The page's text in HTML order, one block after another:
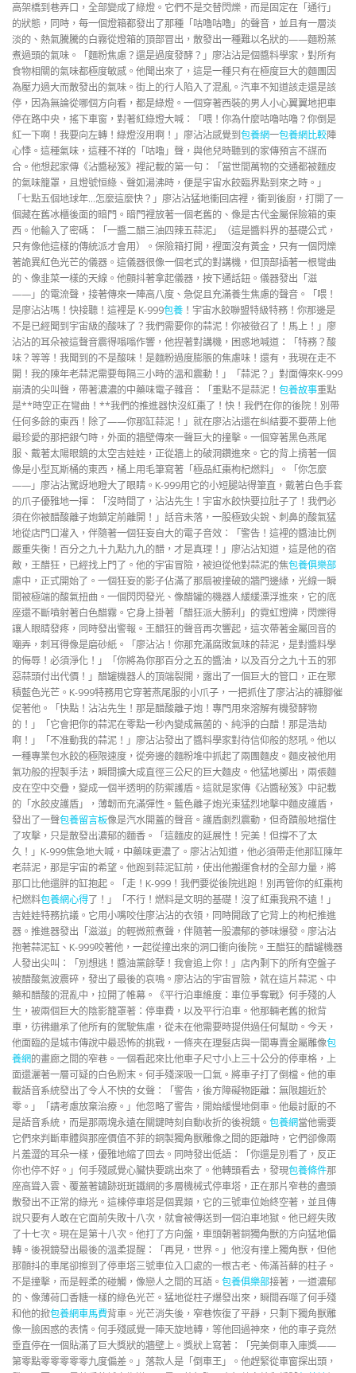
高架橋到巷弄口，全部變成了綠燈。它們不是交替閃爍，而是固定在「通行」
的狀態，同時，每一個燈箱都發出了那種「咕嚕咕嚕」的聲音，並且有一層淡
淡的、熱氣騰騰的白霧從燈箱的頂部冒出，散發出一種難以名狀的——麵粉蒸
煮過頭的氣味。「麵粉焦慮？還是過度發酵？」廖沾沾是個醬料學家，對所有
食物相關的氣味都極度敏感。他聞出來了，這是一種只有在極度巨大的麵團因
為壓力過大而散發出的氣味。街上的行人陷入了混亂。汽車不知道該走還是該
停，因為無論從哪個方向看，都是綠燈。一個穿著西裝的男人小心翼翼地把車
停在路中央，搖下車窗，對著紅綠燈大喊：「喂！你為什麼咕嚕咕嚕？你倒是
紅一下啊！我要向左轉！綠燈沒用啊！」廖沾沾感覺到包養網一包養網比較陣
心悸。這種氣味，這種不祥的「咕嚕」聲，與他兒時聽到的家傳預言不謀而
合。他想起家傳《沾醬秘笈》裡記載的第一句：「當世間萬物的交通都被麵皮
的氣味籠罩，且燈號恒綠、聲如湯沸時，便是宇宙水餃臨界點到來之時。」
「七點五個地球年…怎麼這麼快？」廖沾沾猛地衝回店裡，衝到後廚，打開了一
個藏在舊冰櫃後面的暗門。暗門裡放著一個老舊的、像是古代金屬保險箱的東
西。他輸入了密碼：「一醬二醋三油四辣五蒜泥」（這是醬料界的基礎公式，
只有像他這樣的傳統派才會用）。保險箱打開，裡面沒有黃金，只有一個閃爍
著詭異紅色光芒的儀器。這儀器很像一個老式的對講機，但頂部插著一根彎曲
的、像韭菜一樣的天線。他顫抖著拿起儀器，按下通話鈕。儀器發出「滋
——」的電流聲，接著傳來一陣高八度、急促且充滿養生焦慮的聲音。「喂！
是廖沾沾嗎！快接聽！這裡是 K-999包養 ！宇宙水餃聯盟特級特務！你那邊是
不是已經聞到宇宙級的酸味了？我們需要你的蒜泥！你被徵召了！馬上！」廖
沾沾的耳朵被這聲音震得嗡嗡作響，他捏著對講機，困惑地喊道：「特務？酸
味？等等！我聞到的不是酸味！是麵粉過度膨脹的焦慮味！還有，我現在走不
開！我的陳年老蒜泥需要每隔三小時的溫和震動！」「蒜泥？」對面傳來K-999
崩潰的尖叫聲，帶著濃濃的中藥味電子雜音：「重點不是蒜泥！ 包養故事重點
是**時空正在彎曲！**我們的推進器快沒紅棗了！快！我們在你的後院！別帶
任何多餘的東西！除了——你那缸蒜泥！」就在廖沾沾還在糾結要不要帶上他
最珍愛的那把銀勺時，外面的牆壁傳來一聲巨大的撞擊。一個穿著黑色燕尾
服、戴著太陽眼鏡的太空吉娃娃，正從牆上的破洞鑽進來。它的背上揹著一個
像是小型瓦斯桶的東西，桶上用毛筆寫著「極品紅棗枸杞燃料」。「你怎麼
——」廖沾沾驚訝地瞪大了眼睛。K-999用它的小短腿站得筆直，戴著白色手套
的爪子優雅地一揮：「沒時間了，沾沾先生！宇宙水餃快要拉肚子了！我們必
須在你被醋酸離子炮鎖定前離開！」話音未落，一股極致尖銳、刺鼻的酸氣猛
地從店門口灌入，伴隨著一個狂妄自大的電子音效：「警告！這裡的醬油比例
嚴重失衡！百分之九十九點九九的醋，才是真理！」廖沾沾知道，這是他的宿
敵，王醋狂，已經找上門了。他的宇宙冒險，被迫從他對蒜泥的焦包養俱樂部
慮中，正式開始了。一個狂妄的影子佔滿了那扇被撞破的牆門邊緣，光線一瞬
間被極端的酸氣扭曲。一個閃閃發光、像醋罐的機器人緩緩漂浮進來，它的底
座還不斷噴射著白色醋霧。它身上掛著「醋狂派大勝利」的霓虹燈牌，閃爍得
讓人眼睛發疼，同時發出警報。王醋狂的聲音再次響起，這次帶著金屬回音的
嘲弄，刺耳得像是磨砂紙。「廖沾沾！你那充滿腐敗氣味的蒜泥，是對醬料學
的侮辱！必須淨化！」「你將為你那百分之五的醬油，以及百分之九十五的邪
惡蒜頭付出代價！」醋罐機器人的頂端裂開，露出了一個巨大的管口，正在聚
積藍色光芒。K-999特務用它穿著燕尾服的小爪子，一把抓住了廖沾沾的褲腳催
促著他。「快點！沾沾先生！那是醋酸離子炮！專門用來溶解有機發酵物
的！」「它會把你的蒜泥在零點一秒內變成無菌的、純淨的白醋！那是浩劫
啊！」「不准動我的蒜泥！」廖沾沾發出了醬料學家對待信仰般的怒吼。他以
一種專業包水餃的極限速度，從旁邊的麵粉堆中抓起了兩團麵皮。麵皮被他用
氣功般的捏製手法，瞬間擴大成直徑三公尺的巨大麵皮。他猛地擲出，兩張麵
皮在空中交疊，變成一個半透明的防禦護盾。這就是家傳《沾醬秘笈》中記載
的「水餃皮護盾」，薄韌而充滿彈性。藍色離子炮光束猛烈地擊中麵皮護盾，
發出了一聲包養留言板像是汽水開蓋的聲音。護盾劇烈震動，但奇蹟般地擋住
了攻擊，只是散發出濃郁的麵香。「這麵皮的延展性！完美！但撐不了太
久！」K-999焦急地大喊，中藥味更濃了。廖沾沾知道，他必須帶走他那缸陳年
老蒜泥，那是宇宙的希望。他跑到蒜泥缸前，使出他搬運食材的全部力量，將
那口比他還胖的缸抱起。「走！K-999！我們要從後院逃跑！別再管你的紅棗枸
杞燃料包養網心得了！」「不行！燃料是文明的基礎！沒了紅棗我飛不遠！」
吉娃娃特務抗議。它用小嘴咬住廖沾沾的衣領，同時開啟了它背上的枸杞推進
器。推進器發出「滋滋」的輕微煎煮聲，伴隨著一股濃郁的蔘味爆發。廖沾沾
抱著蒜泥缸、K-999咬著他，一起從撞出來的洞口衝向後院。王醋狂的醋罐機器
人發出尖叫：「別想逃！醬油黨餘孽！我會追上你！」店內剩下的所有空盤子
被醋酸氣波震碎，發出了最後的哀鳴。廖沾沾的宇宙冒險，就在這片蒜泥、中
藥和醋酸的混亂中，拉開了帷幕。《平行泊車維度：車位爭奪戰》何手殘的人
生，被兩個巨大的陰影籠罩著：停車費，以及平行泊車。他那輛老舊的掀背
車，彷彿繼承了他所有的駕駛焦慮，從未在他需要時提供過任何幫助。今天，
他面臨的是城市傳說中最恐怖的挑戰，一條夾在理髮店與一間專賣金屬雕像包
養網的畫廊之間的窄巷。一個看起來比他車子尺寸小上三十公分的停車格，上
面還灑著一層可疑的白色粉末。何手殘深吸一口氣。將車子打了倒檔。他的車
載語音系統發出了令人不快的女聲：「警告，後方障礙物距離：無限趨近於
零。」「請考慮放棄治療。」他忽略了警告，開始緩慢地倒車。他最討厭的不
是語音系統，而是那兩塊永遠在關鍵時刻自動收折的後視鏡。 包養網當他需要
它們來判斷車體與那座價值不菲的銅製獨角獸雕像之間的距離時，它們卻像兩
片羞澀的耳朵一樣，優雅地縮了回去。同時發出低語：「你還是別看了，反正
你也停不好。」何手殘感覺心臟快要跳出來了。他轉頭看去，發現包養條件那
座高聳入雲、覆蓋著鏽跡斑斑鐵網的多層機械式停車塔，正在那片窄巷的盡頭
散發出不正常的綠光。這棟停車塔是個異類，它的三號車位始終空著，並且傳
說只要有人敢在它面前失敗十八次，就會被傳送到一個泊車地獄。他已經失敗
了十七次。現在是第十八次。他打了方向盤，車頭朝著銅獨角獸的方向猛地偏
轉。後視鏡發出最後的溫柔提醒：「再見，世界。」他沒有撞上獨角獸，但他
那顫抖的車尾卻擦到了停車塔三號車位入口處的一根古老、佈滿苔蘚的柱子。
不是撞擊，而是輕柔的碰觸，像戀人之間的耳語。 包養俱樂部接著，一道濃郁
的、像薄荷口香糖一樣的綠色光芒。猛地從柱子爆發出來，瞬間吞噬了何手殘
和他的掀包養網車馬費背車。光芒消失後，窄巷恢復了平靜，只剩下獨角獸雕
像一臉困惑的表情。何手殘感覺一陣天旋地轉，等他回過神來，他的車子竟然
垂直停在一個貼滿了巨大獎狀的牆壁上。獎狀上寫著：「完美倒車入庫獎——
第零點零零零零零九度偏差。」落款人是「倒車王」。他趕緊從車窗探出頭，